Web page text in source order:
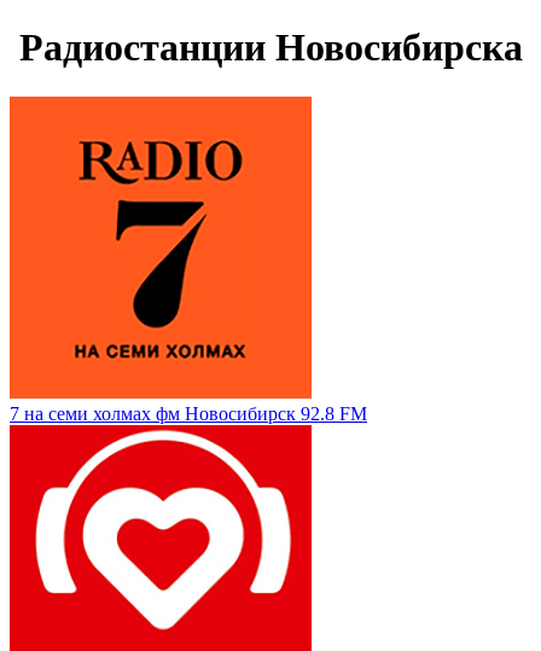
Радиостанции Новосибирска
7 на семи холмах фм Новосибирск 92.8 FM